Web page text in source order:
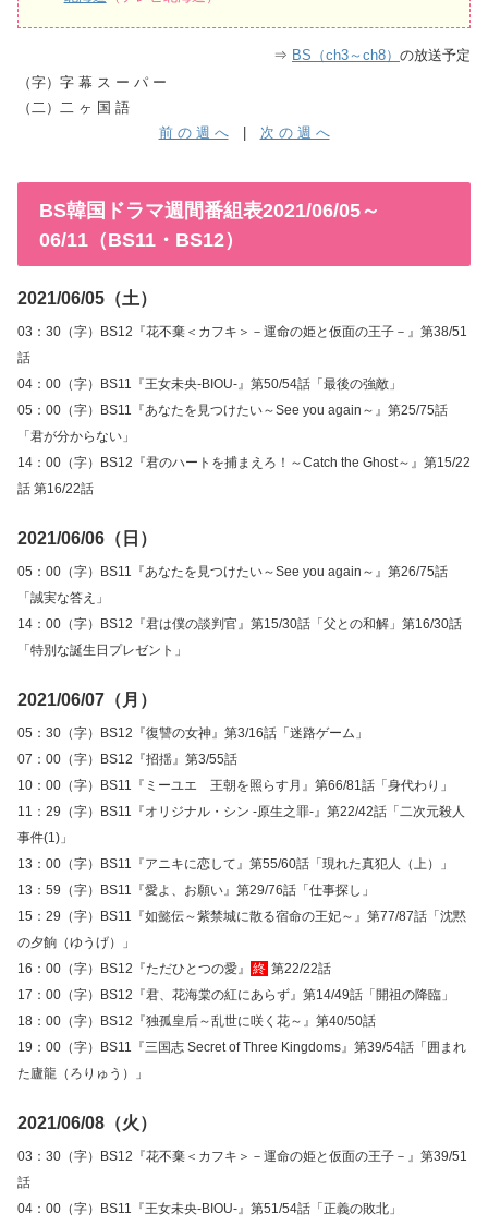
⇒ BS（ch3～ch8） の放送予定
（字）字 幕 ス ー パ ー
（二）二 ヶ 国 語
前 の 週 へ| 次 の 週 へ
BS韓国ドラマ週間番組表2021/06/05～
06/11（BS11・BS12）
2021/06/05（土）
03：30（字）BS12『花不棄＜カフキ＞－運命の姫と仮面の王子－』第38/51
話
04：00（字）BS11『王女未央‐BIOU‐』第50/54話「最後の強敵」
05：00（字）BS11『あなたを見つけたい～See you again～』第25/75話
「君が分からない」
14：00（字）BS12『君のハートを捕まえろ！～Catch the Ghost～』第15/22
話 第16/22話
2021/06/06（日）
05：00（字）BS11『あなたを見つけたい～See you again～』第26/75話
「誠実な答え」
14：00（字）BS12『君は僕の談判官』第15/30話「父との和解」第16/30話
「特別な誕生日プレゼント」
2021/06/07（月）
05：30（字）BS12『復讐の女神』第3/16話「迷路ゲーム」
07：00（字）BS12『招揺』第3/55話
10：00（字）BS11『ミーユエ 王朝を照らす月』第66/81話「身代わり」
11：29（字）BS11『オリジナル・シン -原生之罪-』第22/42話「二次元殺人
事件(1)」
13：00（字）BS11『アニキに恋して』第55/60話「現れた真犯人（上）」
13：59（字）BS11『愛よ、お願い』第29/76話「仕事探し」
15：29（字）BS11『如懿伝～紫禁城に散る宿命の王妃～』第77/87話「沈黙
の夕餉（ゆうげ）」
16：00（字）BS12『ただひとつの愛』
終 第22/22話
17：00（字）BS12『君、花海棠の紅にあらず』第14/49話「開祖の降臨」
18：00（字）BS12『独孤皇后～乱世に咲く花～』第40/50話
19：00（字）BS11『三国志 Secret of Three Kingdoms』第39/54話「囲まれ
た廬龍（ろりゅう）」
2021/06/08（火）
03：30（字）BS12『花不棄＜カフキ＞－運命の姫と仮面の王子－』第39/51
話
04：00（字）BS11『王女未央‐BIOU‐』第51/54話「正義の敗北」